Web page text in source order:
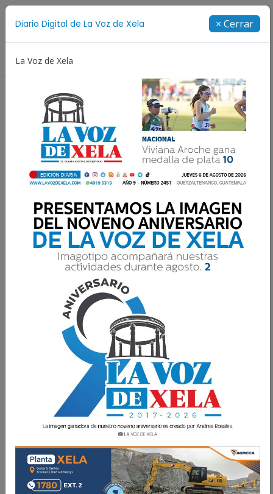
Diario Digital de La Voz de Xela × Cerrar
La Voz de Xela
Niñez y Adolescencia Estafa Protección
NOTICIAS
¿Cuánto tiempo permanece el coronavirus
en tus manos?